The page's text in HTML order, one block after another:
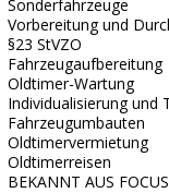
Sonderfahrzeuge
Vorbereitung und
§23 StVZO
Fahrzeugaufbereitung
Oldtimer-Wartung
Individualisierung und
Fahrzeugumbauten
Oldtimervermietung
Oldtimerreisen
BEKANNT AUS